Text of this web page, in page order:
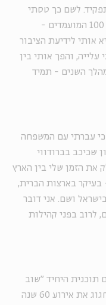
על התפקיד. לשם כך טסתי
מהארץ לניו יורק, עשיתי מבחן, ומבין כל 100 המועמדים -
אותי לידיעת הציבור
והפך אותי בין
השנים - תמיד
עברתי עם המשפחה
שכיכב בברודווי
את הזמן שלי בין הארץ
בעיקר בארצות הברית,
ושם. אני דובר
לרוב בפני קהילות
תוכנית היחיד "שוב
אתכם". זו הפעם הראשונה שהחלטתי לחגוג את אירוע 60 שנה